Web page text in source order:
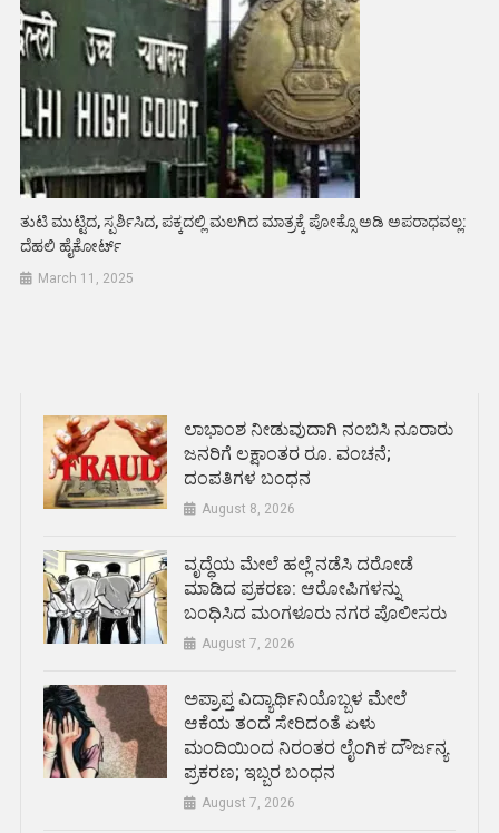
ತುಟಿ ಮುಟ್ಟಿದ, ಸ್ಪರ್ಶಿಸಿದ, ಪಕ್ಕದಲ್ಲಿ ಮಲಗಿದ ಮಾತ್ರಕ್ಕೆ ಪೋಕ್ಸೊ ಅಡಿ ಅಪರಾಧವಲ್ಲ:
ದೆಹಲಿ ಹೈಕೋರ್ಟ್
March 11, 2025
ಲಾಭಾಂಶ ನೀಡುವುದಾಗಿ ನಂಬಿಸಿ ನೂರಾರು
ಜನರಿಗೆ ಲಕ್ಷಾಂತರ ರೂ. ವಂಚನೆ;
ದಂಪತಿಗಳ ಬಂಧನ
August 8, 2026
ವೃದ್ಧೆಯ ಮೇಲೆ ಹಲ್ಲೆ ನಡೆಸಿ ದರೋಡೆ
ಮಾಡಿದ ಪ್ರಕರಣ: ಆರೋಪಿಗಳನ್ನು
ಬಂಧಿಸಿದ ಮಂಗಳೂರು ನಗರ ಪೊಲೀಸರು
August 7, 2026
ಅಪ್ರಾಪ್ತ ವಿದ್ಯಾರ್ಥಿನಿಯೊಬ್ಬಳ ಮೇಲೆ
ಆಕೆಯ ತಂದೆ ಸೇರಿದಂತೆ ಏಳು
ಮಂದಿಯಿಂದ ನಿರಂತರ ಲೈಂಗಿಕ ದೌರ್ಜನ್ಯ
ಪ್ರಕರಣ; ಇಬ್ಬರ ಬಂಧನ
August 7, 2026